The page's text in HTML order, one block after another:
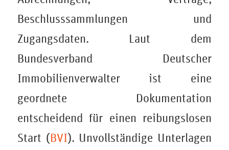
Beschlusssammlungen und
Zugangsdaten. Laut dem
Bundesverband Deutscher
Immobilienverwalter ist eine
geordnete Dokumentation
entscheidend für einen reibungslosen
Start (BVI). Unvollständige Unterlagen